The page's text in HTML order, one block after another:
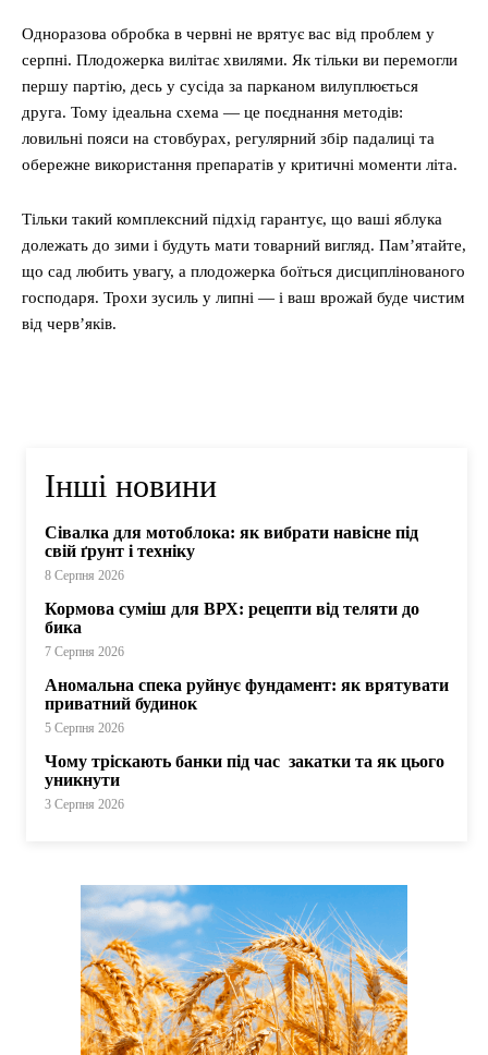
Одноразова обробка в червні не врятує вас від проблем у
серпні. Плодожерка вилітає хвилями. Як тільки ви перемогли
першу партію, десь у сусіда за парканом вилуплюється
друга. Тому ідеальна схема — це поєднання методів:
ловильні пояси на стовбурах, регулярний збір падалиці та
обережне використання препаратів у критичні моменти літа.
Тільки такий комплексний підхід гарантує, що ваші яблука
долежать до зими і будуть мати товарний вигляд. Пам’ятайте,
що сад любить увагу, а плодожерка боїться дисциплінованого
господаря. Трохи зусиль у липні — і ваш врожай буде чистим
від черв’яків.
Інші новини
Сівалка для мотоблока: як вибрати навісне під
свій ґрунт і техніку
8 Серпня 2026
Кормова суміш для ВРХ: рецепти від теляти до
бика
7 Серпня 2026
Аномальна спека руйнує фундамент: як врятувати
приватний будинок
5 Серпня 2026
Чому тріскають банки під час закатки та як цього
уникнути
3 Серпня 2026